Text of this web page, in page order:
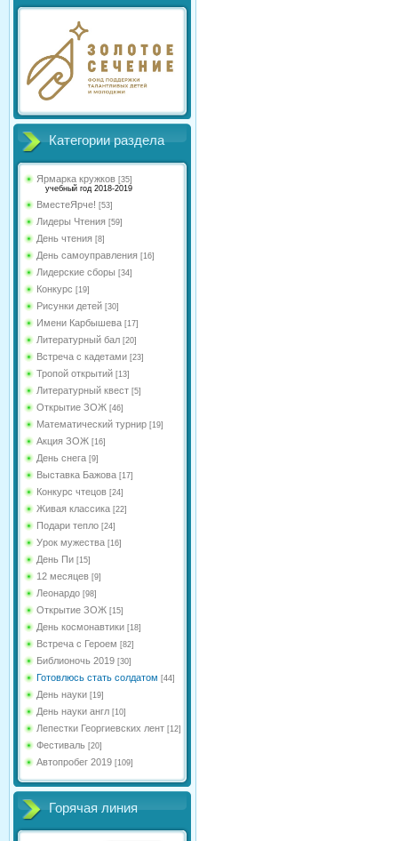
Категории раздела
Ярмарка кружков [35]
учебный год 2018-2019
ВместеЯрче! [53]
Лидеры Чтения [59]
День чтения [8]
День самоуправления [16]
Лидерские сборы [34]
Конкурс [19]
Рисунки детей [30]
Имени Карбышева [17]
Литературный бал [20]
Встреча с кадетами [23]
Тропой открытий [13]
Литературный квест [5]
Открытие ЗОЖ [46]
Математический турнир [19]
Акция ЗОЖ [16]
День снега [9]
Выставка Бажова [17]
Конкурс чтецов [24]
Живая классика [22]
Подари тепло [24]
Урок мужества [16]
День Пи [15]
12 месяцев [9]
Леонардо [98]
Открытие ЗОЖ [15]
День космонавтики [18]
Встреча с Героем [82]
Библионочь 2019 [30]
Готовлюсь стать солдатом [44]
День науки [19]
День науки англ [10]
Лепестки Георгиевских лент [12]
Фестиваль [20]
Автопробег 2019 [109]
Горячая линия